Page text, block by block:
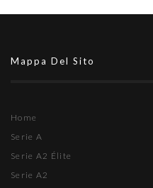
Mappa Del Sito
Home
Serie A
Serie A2 Élite
Serie A2